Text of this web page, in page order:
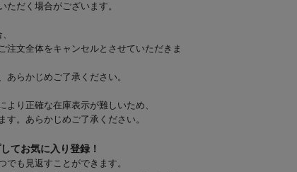
ただく場合がございます。
注文全体をキャンセルとさせていただきま
あらかじめご了承ください。
り正確な在庫表示が難しいため、
す。あらかじめご了承ください。
してお気に入り登録！
でも見返すことができます。